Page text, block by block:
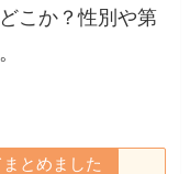
こか？性別や第
とめました